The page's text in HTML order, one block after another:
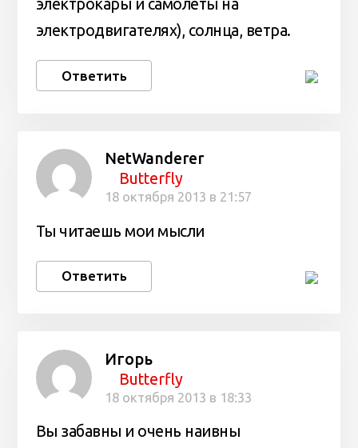
электрокары и самолеты на
электродвигателях), солнца, ветра.
Ответить
NetWanderer
Butterfly
18 октября 2013 в 21:57
Ты читаешь мои мысли
Ответить
Игорь
Butterfly
18 октября 2013 в 18:33
Вы забавны и очень наивны